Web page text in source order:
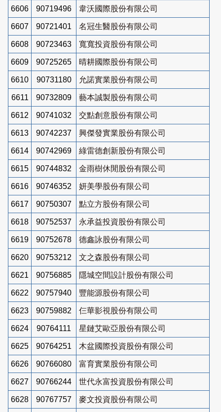
6606 90719496 韋沃國際股份有限公司
6607 90721401 名冠生醫股份有限公司
6608 90723463 寬寬投資股份有限公司
6609 90725265 晴耕國際股份有限公司
6610 90731180 允諾實業股份有限公司
6611 90732809 藝本誠製股份有限公司
6612 90741032 交點創意股份有限公司
6613 90742237 興傑發實業股份有限公司
6614 90742969 綠雷德創新股份有限公司
6615 90744832 金雨樹休閒股份有限公司
6616 90746352 妍美學股份有限公司
6617 90750307 點立方股份有限公司
6618 90752537 永承益投資股份有限公司
6619 90752678 德鑫詠股份有限公司
6620 90753212 文之森股份有限公司
6621 90756885 隱城空間設計股份有限公司
6622 90757940 豐能源股份有限公司
6623 90759882 仨華影視股份有限公司
6624 90764111 星鏈艾歐亞股份有限公司
6625 90764251 木盆國際投資股份有限公司
6626 90766080 富育實業股份有限公司
6627 90766244 世代永富投資股份有限公司
6628 90767757 麥文投資股份有限公司